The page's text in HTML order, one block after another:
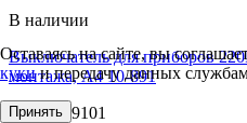
В наличии
Выключатель для приборов
монтажа, A4 10-891
Арт. AO9101
Оставаясь на сайте, вы
кукии передачу данных
Принять